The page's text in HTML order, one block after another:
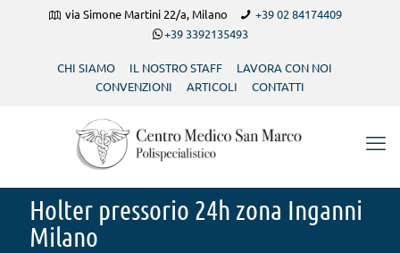
via Simone Martini 22/a, Milano
+39 02 84174409
+39 3392135493
CHI SIAMO IL NOSTRO STAFF
LAVORA CON NOI
CONVENZIONI
ARTICOLI CONTATTI
Holter pressorio 24h zona Inganni
Milano